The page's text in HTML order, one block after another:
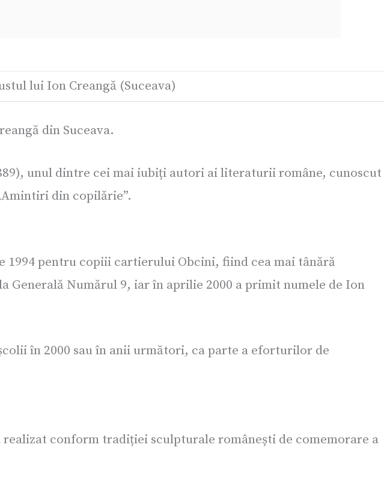
lui Ion Creangă (Suceava)
din Suceava.
unul dintre cei mai iubiți autori ai literaturii române, cunoscut
din copilărie”.
1994 pentru copiii cartierului Obcini, fiind cea mai tânără
Generală Numărul 9, iar în aprilie 2000 a primit numele de Ion
în 2000 sau în anii următori, ca parte a eforturilor de
conform tradiției sculpturale românești de comemorare a